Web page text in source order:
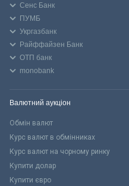
Сенс Банк
ПУМБ
Укргазбанк
Райффайзен Банк
ОТП банк
monobank
Валютний аукціон
Обмін валют
Курс валют в обмінниках
Курс валют на чорному ринку
Купити долар
Купити євро